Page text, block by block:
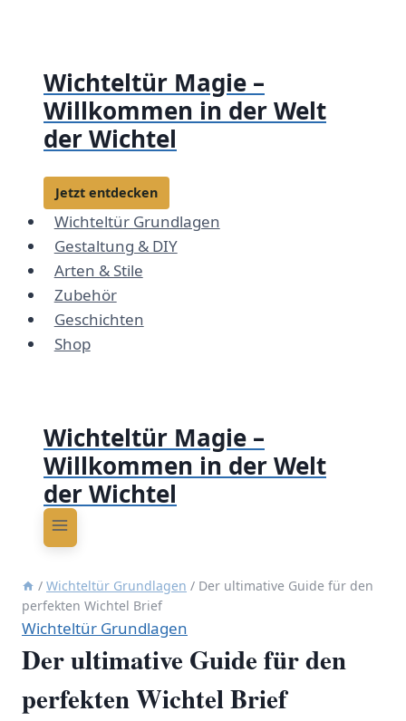
Wichteltür Magie –
Willkommen in der Welt
der Wichtel
Jetzt entdecken
Wichteltür Grundlagen
Gestaltung & DIY
Arten & Stile
Zubehör
Geschichten
Shop
Wichteltür Magie –
Willkommen in der Welt
der Wichtel
/ Wichteltür Grundlagen / Der ultimative Guide für den
perfekten Wichtel Brief
Wichteltür Grundlagen
Der ultimative Guide für den
perfekten Wichtel Brief